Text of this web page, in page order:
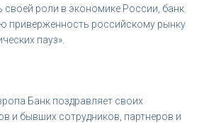
роли в экономике России, банк
приверженность российскому рынку
пауз».
Банк поздравляет своих
и бывших сотрудников, партнеров и